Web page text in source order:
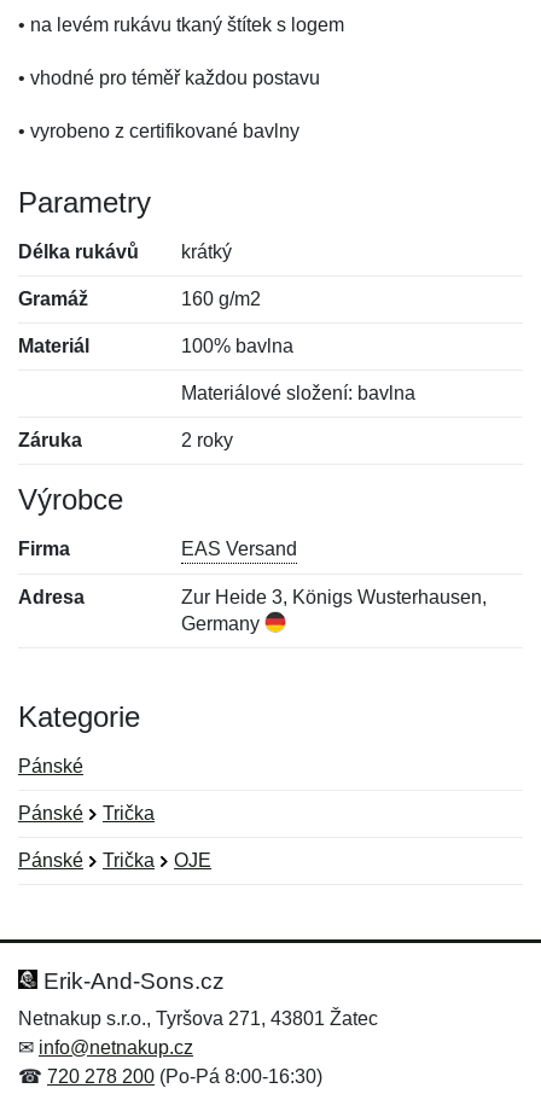
• na levém rukávu tkaný štítek s logem
• vhodné pro téměř každou postavu
• vyrobeno z certifikované bavlny
Parametry
Délka rukávů krátký
Gramáž 160 g/m2
Materiál 100% bavlna
Materiálové složení: bavlna
Záruka 2 roky
Výrobce
Firma EAS Versand
Adresa
Zur Heide 3, Königs Wusterhausen,
Germany
Kategorie
Pánské
Pánské Trička
Pánské Trička OJE
Hodnocení:
Jméno: *
Jméno:
E-mail:*
Erik-And-Sons.cz
Netnakup s.r.o., Tyršova 271, 43801 Žatec
✉ info@netnakup.cz
☎ 720 278 200 (Po-Pá 8:00-16:30)